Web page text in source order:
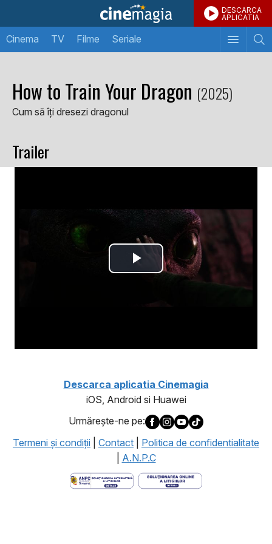
DESCARCA
APLICATIA
Cinema TV Filme Seriale
How to Train Your Dragon (2025)
Cum să îți dresezi dragonul
Trailer
Descarca aplicatia Cinemagia
iOS, Android si Huawei
Urmăreşte-ne pe:
Termeni şi condiţii
Contact
Politica de confidentialitate
A.N.P.C